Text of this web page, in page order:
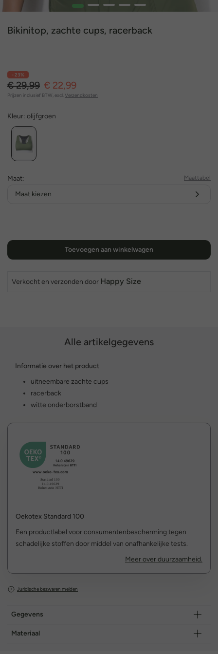
1 2 3 4 5
Bikinitop, zachte cups, racerback
- 23%
€ 29,99 € 22,99
Prijzen inclusief BTW, excl. Verzendkosten
Kleur: olijfgroen
Maat: Maattabel
Maat kiezen
Toevoegen aan winkelwagen
Verkocht en verzonden door Happy Size
Alle artikelgegevens
Informatie over het product
uitneembare zachte cups
racerback
witte onderborstband
Oekotex Standard 100
Een productlabel voor consumentenbescherming tegen
schadelijke stoffen door middel van onafhankelijke tests.
Meer over duurzaamheid.
Juridische bezwaren melden
Gegevens
Materiaal